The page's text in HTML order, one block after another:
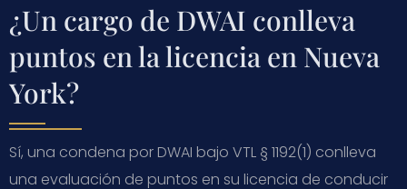
¿Un cargo de DWAI conlleva
puntos en la licencia en Nueva
York?
Sí, una condena por DWAI bajo VTL § 1192(1) conlleva
una evaluación de puntos en su licencia de conducir